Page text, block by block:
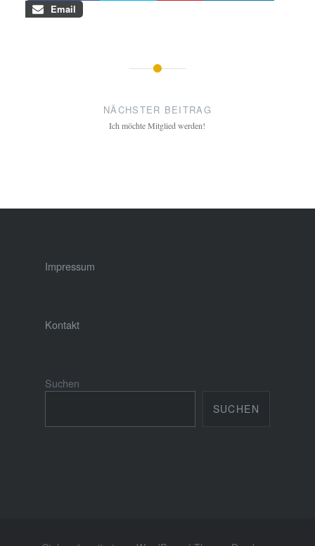
Email
NÄCHSTER BEITRAG
Ich möchte Mitglied werden!
Impressum
Kontakt
Suchen
SUCHEN